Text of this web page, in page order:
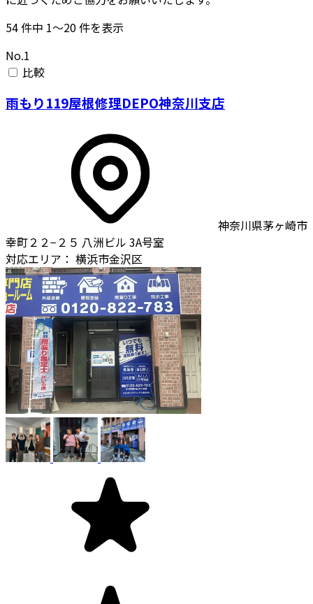
54件中 1〜20件を表示
No.1
比較
雨もり119屋根修理DEPO神奈川支店
神奈川県茅ヶ崎市
幸町２２−２５ 八洲ビル 3A号室
対応エリア： 横浜市金沢区